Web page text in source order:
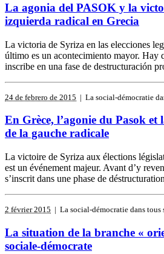
La agonia del PASOK y la
izquierda radical en Grecia
La victoria de Syriza en las elecciones
último es un acontecimiento mayor. Hay
inscribe en una fase de destructuración
24 de febrero de 2015 | La social-démocratie
En Grèce, l’agonie du Pasok
de la gauche radicale
La victoire de Syriza aux élections
est un événement majeur. Avant d’y
s’inscrit dans une phase de
2 février 2015 | La social-démocratie dans tous
La situation de la branche «
sociale-démocrate